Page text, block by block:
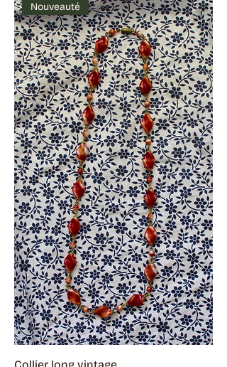
Nouveauté
Collier long vintage